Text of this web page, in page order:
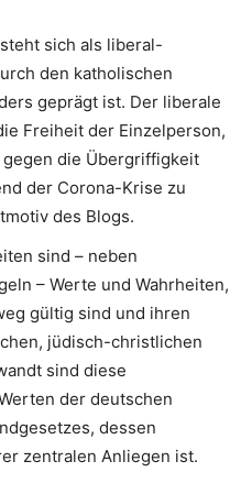
sich als liberal-
den katholischen
geprägt ist. Der liberale
Freiheit der Einzelperson,
die Übergriffigkeit
der Corona-Krise zu
des Blogs.
sind – neben
– Werte und Wahrheiten,
gültig sind und ihren
jüdisch-christlichen
sind diese
der deutschen
dessen
zentralen Anliegen ist.